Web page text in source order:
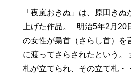
「夜嵐おきぬ」は、原田きぬ
上げた作品。 明治5年2月20
の女性が梟首（さらし首）を
に渡ってさらされたという。
札が立てられ、その立て札・